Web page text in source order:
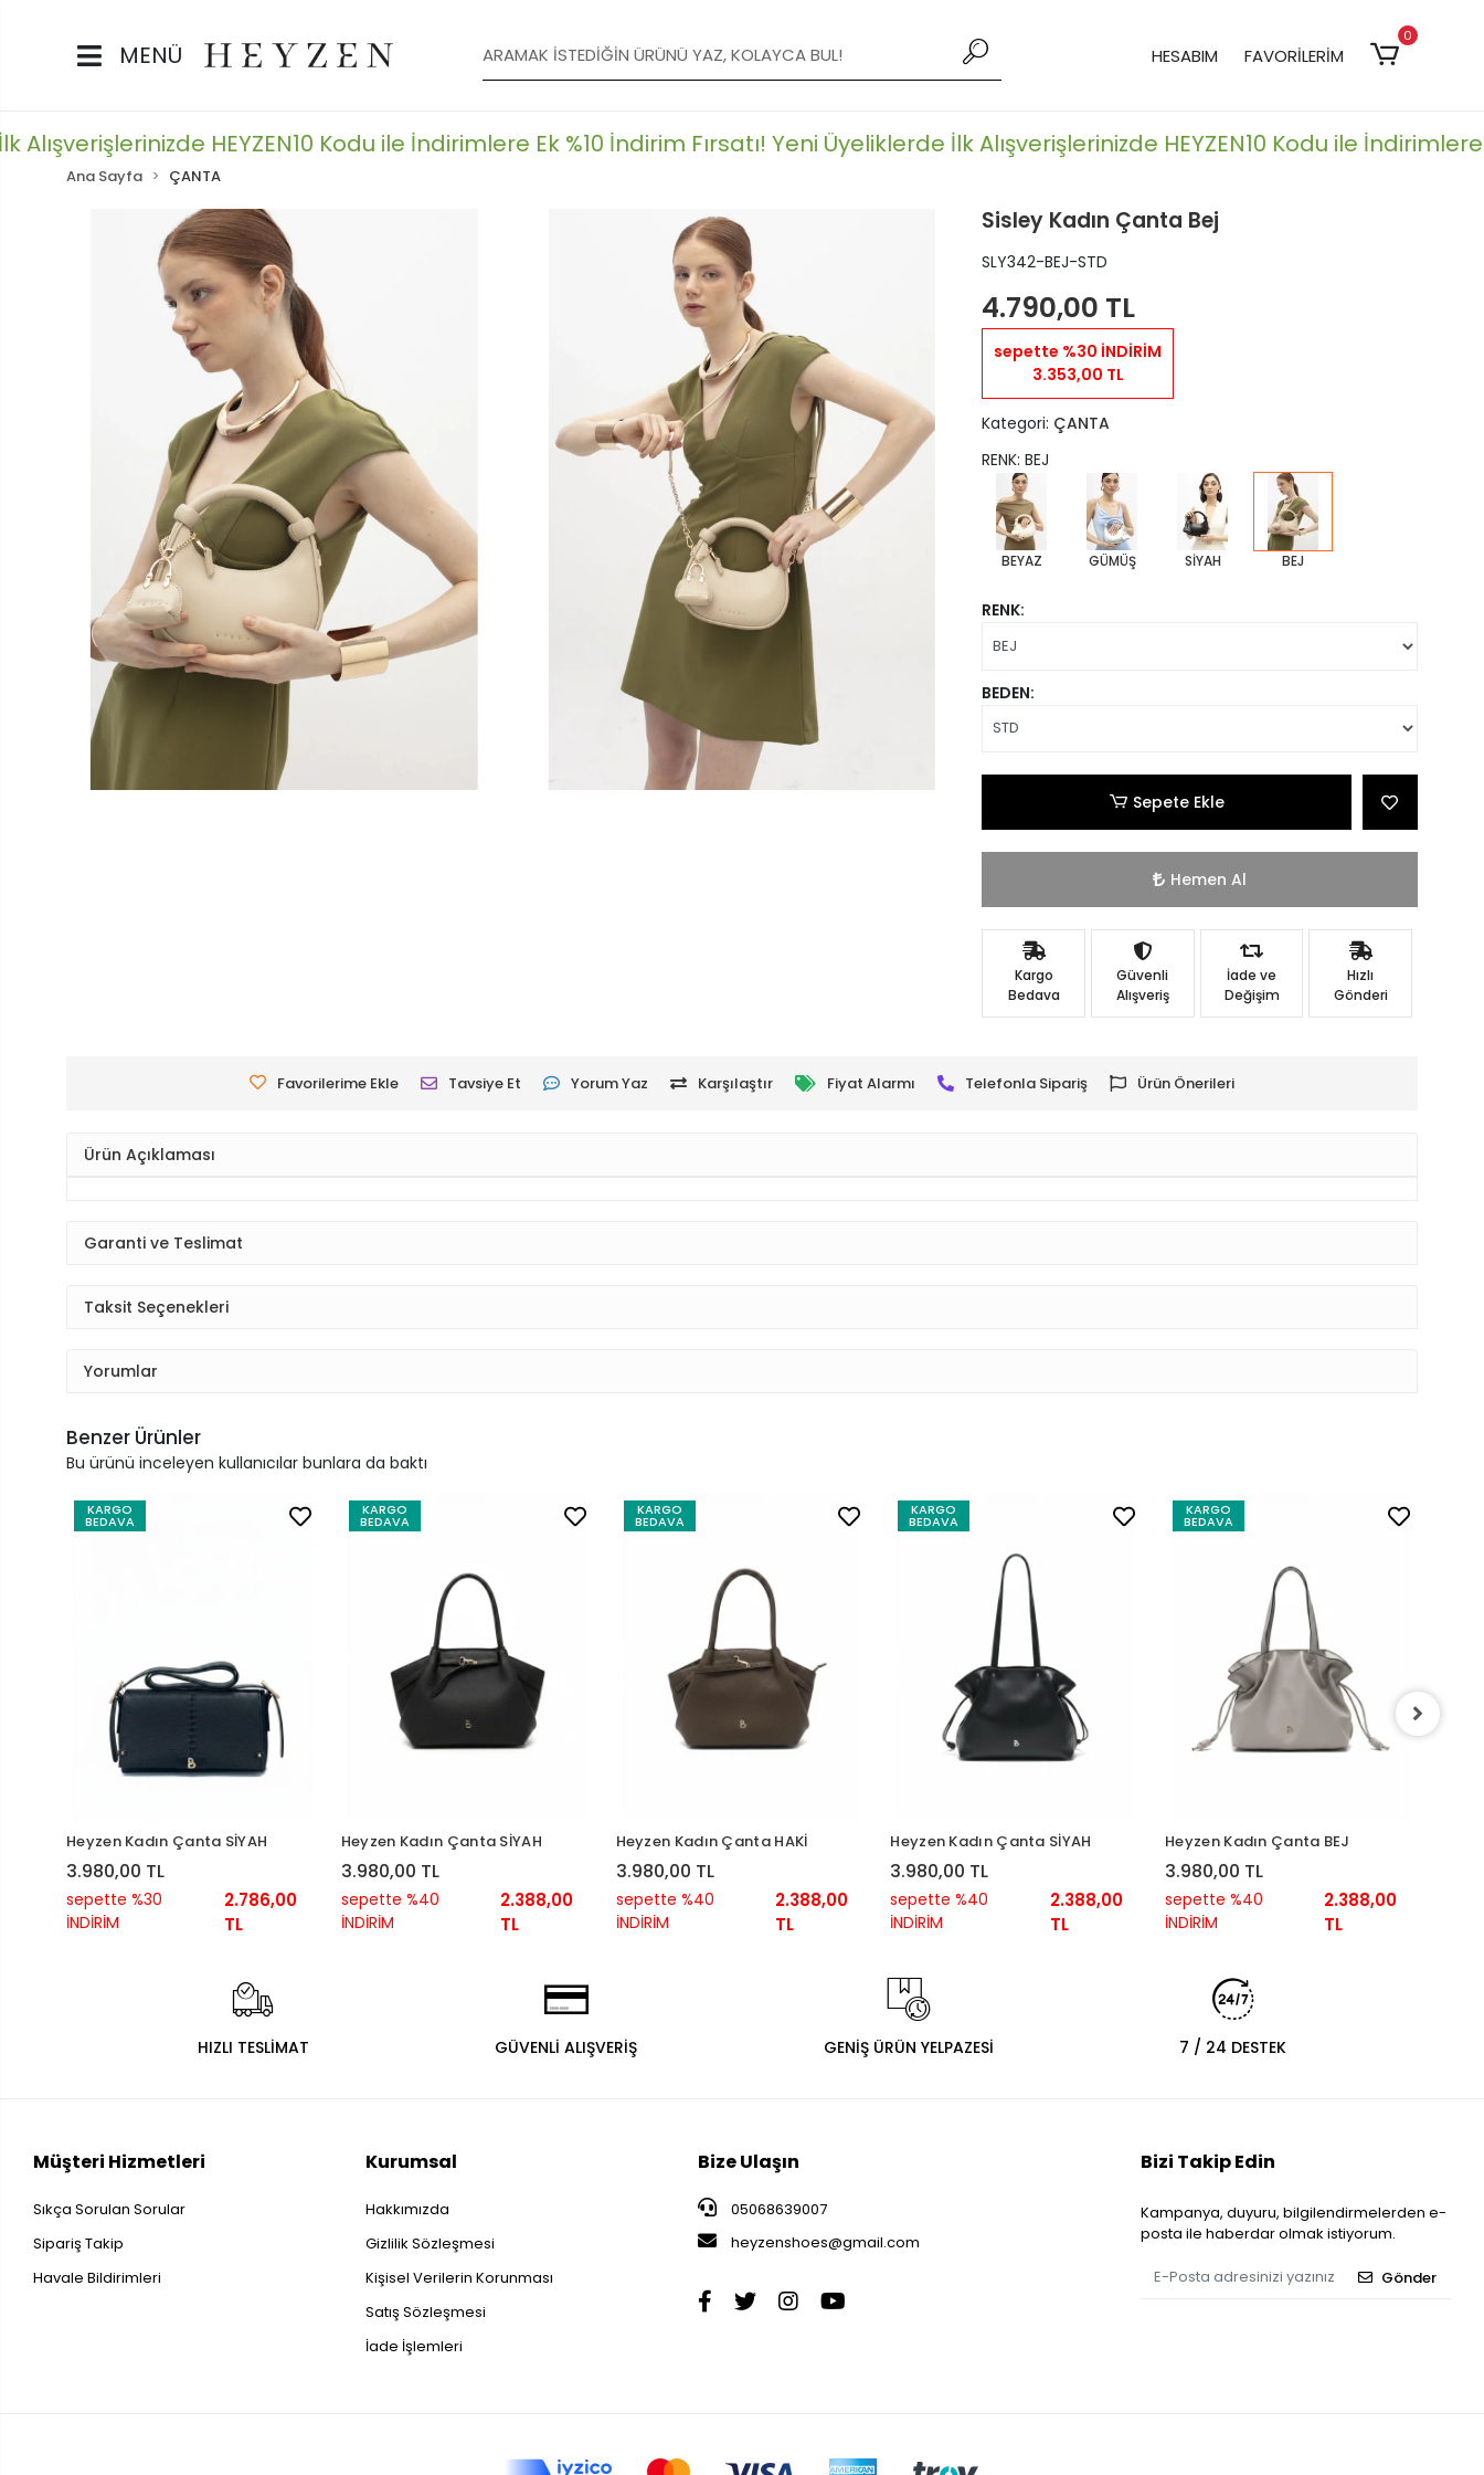
HEYZEN10 Kodu ile İndirimlere Ek %10 İndirim Fırsatı!Yeni Üyeliklerde İlk Alışverişlerinizde HEYZEN10 Kodu ile İndirimlere
MENÜ HESABIM FAVORİLERİM
0
Ana Sayfa ÇANTA
Sisley Kadın Çanta Bej
SLY342-BEJ-STD
4.790,00 TL
sepette %30 İNDİRİM
3.353,00 TL
Kategori: ÇANTA
RENK: BEJ
BEYAZ GÜMÜŞ SİYAH BEJ
RENK:
BEDEN:
Sepete Ekle
Hemen Al
Kargo
Bedava
Güvenli
Alışveriş
İade ve
Değişim
Hızlı
Gönderi
Favorilerime Ekle Tavsiye Et Yorum Yaz Karşılaştır Fiyat Alarmı Telefonla Sipariş Ürün Önerileri
Ürün Açıklaması
Garanti ve Teslimat
Taksit Seçenekleri
Yorumlar
Benzer Ürünler
Bu ürünü inceleyen kullanıcılar bunlara da baktı
KARGO
BEDAVA
Heyzen Kadın Çanta SİYAH
3.980,00 TL
sepette %30
İNDİRİM
2.786,00
TL
KARGO
BEDAVA
Heyzen Kadın Çanta SİYAH
3.980,00 TL
sepette %40
İNDİRİM
2.388,00
TL
KARGO
BEDAVA
Heyzen Kadın Çanta HAKİ
3.980,00 TL
sepette %40
İNDİRİM
2.388,00
TL
KARGO
BEDAVA
Heyzen Kadın Çanta SİYAH
3.980,00 TL
sepette %40
İNDİRİM
2.388,00
TL
KARGO
BEDAVA
Heyzen Kadın Çanta BEJ
3.980,00 TL
sepette %40
İNDİRİM
2.388,00
TL
HIZLI TESLİMAT GÜVENLİ ALIŞVERİŞ GENİŞ ÜRÜN YELPAZESİ 7 / 24 DESTEK
Müşteri Hizmetleri
Sıkça Sorulan Sorular
Sipariş Takip
Havale Bildirimleri
Kurumsal
Hakkımızda
Gizlilik Sözleşmesi
Kişisel Verilerin Korunması
Satış Sözleşmesi
İade İşlemleri
Bize Ulaşın
05068639007
heyzenshoes@gmail.com
Bizi Takip Edin
Kampanya, duyuru, bilgilendirmelerden e-
posta ile haberdar olmak istiyorum.
Gönder